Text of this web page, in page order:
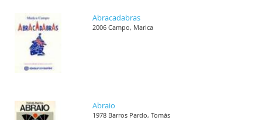
Abracadabras
2006 Campo, Marica
Abraio
1978 Barros Pardo, Tomás